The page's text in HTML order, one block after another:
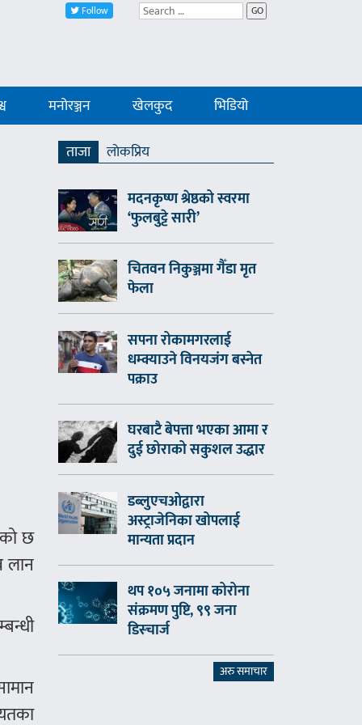
Follow GO
मनोरञ्जन खेलकुद भिडियो
छ
लान
ताजा
लाेकप्रिय
मदनकृष्ण श्रेष्ठको स्वरमा
‘फुलबुट्टे सारी’
चितवन निकुञ्जमा गैँडा मृत
फेला
सपना रोकामगरलाई
धम्क्याउने विनयजंग बस्नेत
पक्राउ
घरबाटै बेपत्ता भएका आमा र
दुई छोराको सकुशल उद्धार
डब्लुएचओद्वारा
अस्ट्राजेनिका खोपलाई
मान्यता प्रदान
थप १०५ जनामा कोरोना
संक्रमण पुष्टि, ९९ जना
डिस्चार्ज
अरु समाचार